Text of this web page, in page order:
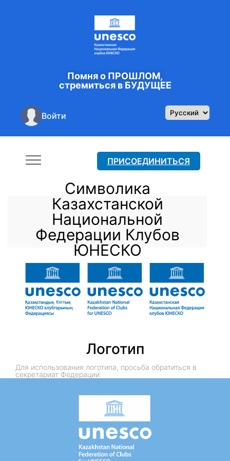
Помня о ПРОШЛОМ,
стремиться в БУДУЩЕЕ
Войти
ПРИСОЕДИНИТЬСЯ
Символика
Казахстанской
Национальной
Федерации Клубов
ЮНЕСКО
Логотип
Для использования логотипа, просьба обратиться в
секретариат Федерации